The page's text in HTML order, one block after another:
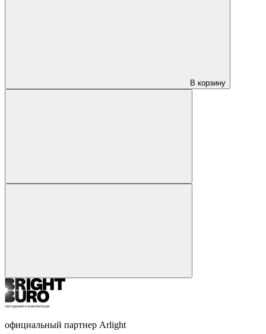
В корзину
официальный партнер Arlight